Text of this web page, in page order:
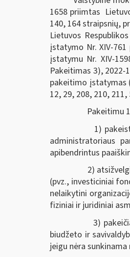
1658 priimtas
140, 164 straipsnių,
Lietuvos
įstatymo Nr. XIV-
įstatymu Nr. XIV-
Pakeitimas 3),
pakeitimo įstatymas
12, 29, 208, 210,
Pakeitimu 1
1) pakeista
administratoriaus
apibendrintus
2)
(pvz., investiciniai
nelaikytini
fiziniai ir juridiniai
3)
biudžeto ir
jeigu nėra